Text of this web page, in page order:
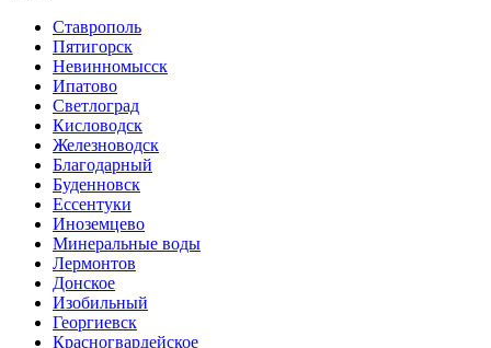
Ставрополь
Пятигорск
Невинномысск
Ипатово
Светлоград
Кисловодск
Железноводск
Благодарный
Буденновск
Ессентуки
Иноземцево
Минеральные воды
Лермонтов
Донское
Изобильный
Георгиевск
Красногвардейское